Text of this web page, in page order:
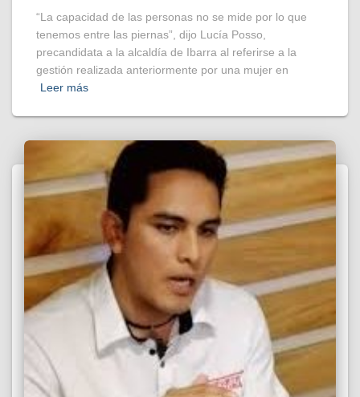
“La capacidad de las personas no se mide por lo que
tenemos entre las piernas”, dijo Lucía Posso,
precandidata a la alcaldía de Ibarra al referirse a la
gestión realizada anteriormente por una mujer en
Leer más